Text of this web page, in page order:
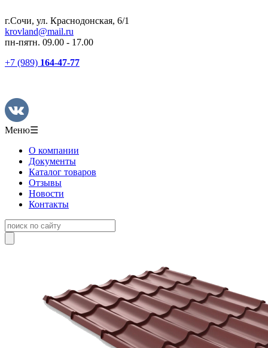
г.Сочи, ул. Краснодонская, 6/1
krovland@mail.ru
пн-пятн. 09.00 - 17.00
+7 (989) 164-47-77
Меню☰
О компании
Документы
Каталог товаров
Отзывы
Новости
Контакты